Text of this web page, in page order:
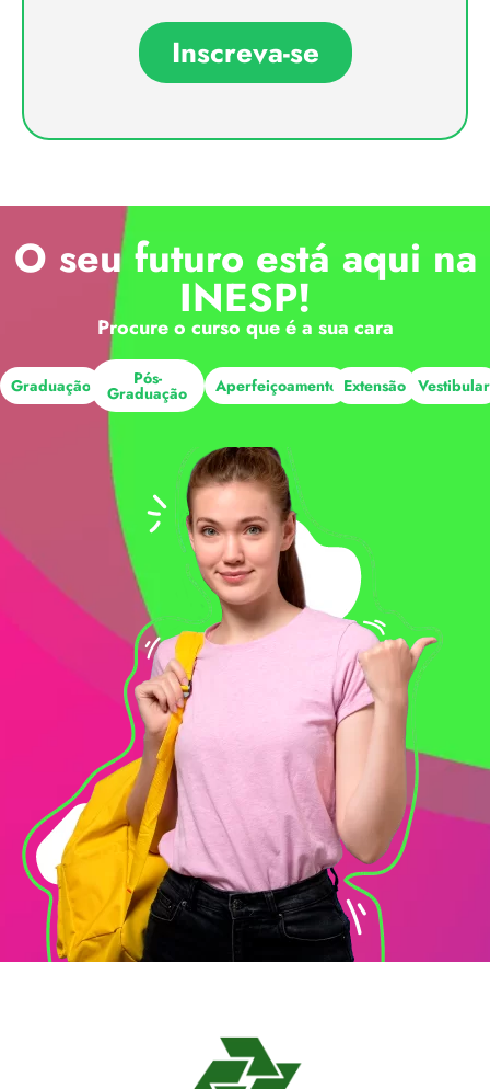
Inscreva-se
O seu futuro está aqui na
INESP!
Procure o curso que é a sua cara
Graduação Pós-
Graduação Aperfeiçoamento Extensão Vestibular